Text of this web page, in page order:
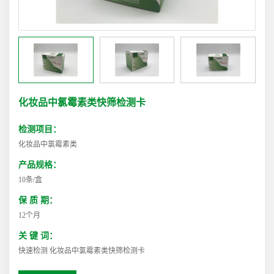
化妆品中氯霉素类快筛检测卡
检测项目：
化妆品中氯霉素类
产品规格：
10条/盒
保 质 期：
12个月
关 键 词：
快速检测 化妆品中氯霉素类快筛检测卡